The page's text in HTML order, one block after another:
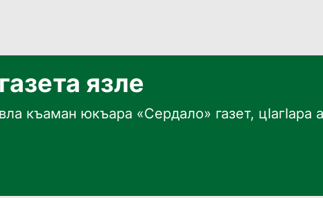
язле
къаман юкъара «Сердало» газет, цӀагӀара